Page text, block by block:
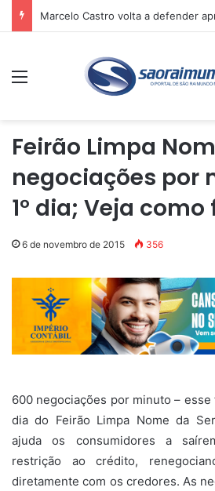
Menu
Feirão Limpa
negociações por
1° dia; Veja como
6 de novembro de 2015 356
600 negociações por minuto –
dia do Feirão Limpa Nome da
ajuda os consumidores a
restrição ao crédito,
diretamente com os credores. As